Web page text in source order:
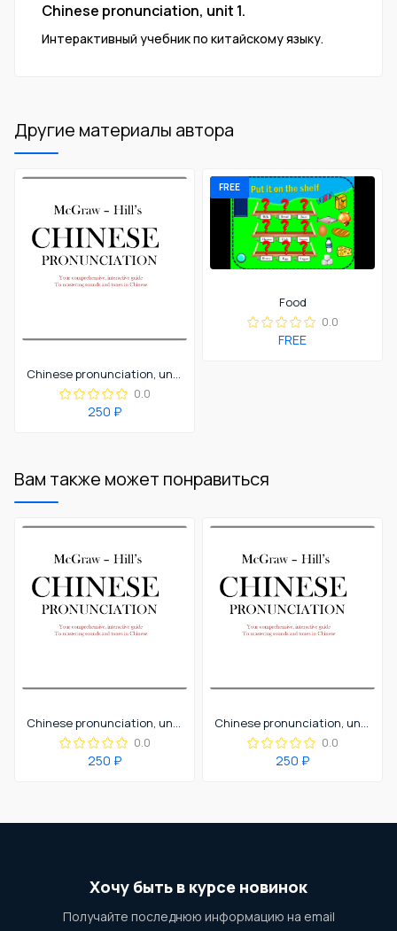
Chinese pronunciation, unit 1.
Интерактивный учебник по китайскому языку.
Другие материалы автора
Chinese pronunciation, unit 2.
0.0
250 ₽
FREE
Food
0.0
FREE
Вам также может понравиться
Chinese pronunciation, unit 2.
0.0
250 ₽
Chinese pronunciation, unit 3
0.0
250 ₽
Хочу быть в курсе новинок
Получайте последнюю информацию на email